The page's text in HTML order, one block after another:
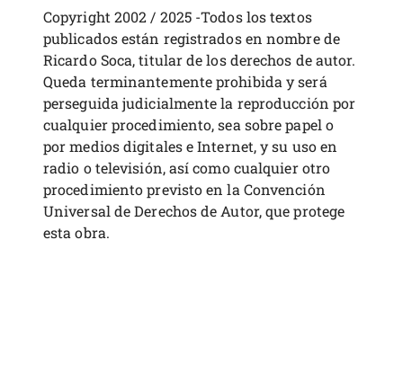
Copyright 2002 / 2025 -Todos los textos
publicados están registrados en nombre de
Ricardo Soca, titular de los derechos de autor.
Queda terminantemente prohibida y será
perseguida judicialmente la reproducción por
cualquier procedimiento, sea sobre papel o
por medios digitales e Internet, y su uso en
radio o televisión, así como cualquier otro
procedimiento previsto en la Convención
Universal de Derechos de Autor, que protege
esta obra.